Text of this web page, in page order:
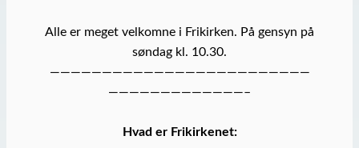
Alle er meget velkomne i Frikirken. På gensyn på
søndag kl. 10.30.
—————————————————————————
—————————————–
Hvad er Frikirkenet: